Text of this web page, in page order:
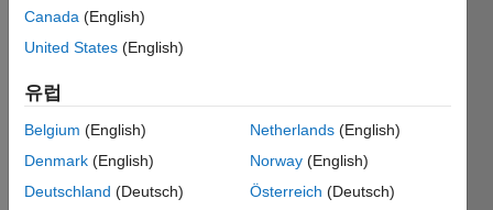
Following:
Follow
Canada (English)
United States (English)
유럽
Belgium (English)
Denmark (English)
Deutschland (Deutsch)
Netherlands(English)
Norway(English)
Österreich (Deutsch)